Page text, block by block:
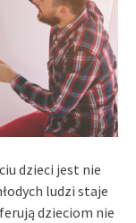
dzieci jest nie
ludzi staje
dzieciom nie